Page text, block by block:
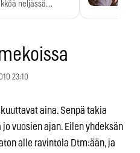
neljässä
23:10
aina. Senpä takia
vuosien ajan. Eilen yhdeksän
alle ravintola Dtm:ään, ja